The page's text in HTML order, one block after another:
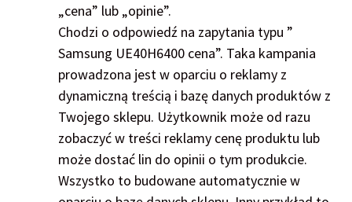
„cena” lub „opinie”.
Chodzi o odpowiedź na zapytania typu ”
Samsung UE40H6400 cena”. Taka kampania
prowadzona jest w oparciu o reklamy z
dynamiczną treścią i bazę danych produktów z
Twojego sklepu. Użytkownik może od razu
zobaczyć w treści reklamy cenę produktu lub
może dostać lin do opinii o tym produkcie.
Wszystko to budowane automatycznie w